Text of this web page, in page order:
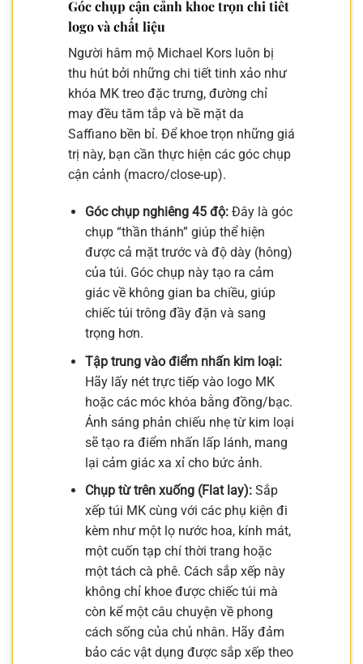
Góc chụp cận cảnh khoe trọn chi tiết
logo và chất liệu
Người hâm mộ Michael Kors luôn bị
thu hút bởi những chi tiết tinh xảo như
khóa MK treo đặc trưng, đường chỉ
may đều tăm tắp và bề mặt da
Saffiano bền bỉ. Để khoe trọn những giá
trị này, bạn cần thực hiện các góc chụp
cận cảnh (macro/close-up).
Góc chụp nghiêng 45 độ:Đây là góc
chụp “thần thánh” giúp thể hiện
được cả mặt trước và độ dày (hông)
của túi. Góc chụp này tạo ra cảm
giác về không gian ba chiều, giúp
chiếc túi trông đầy đặn và sang
trọng hơn.
Tập trung vào điểm nhấn kim loại:
Hãy lấy nét trực tiếp vào logo MK
hoặc các móc khóa bằng đồng/bạc.
Ánh sáng phản chiếu nhẹ từ kim loại
sẽ tạo ra điểm nhấn lấp lánh, mang
lại cảm giác xa xỉ cho bức ảnh.
Chụp từ trên xuống (Flat lay):Sắp
xếp túi MK cùng với các phụ kiện đi
kèm như một lọ nước hoa, kính mát,
một cuốn tạp chí thời trang hoặc
một tách cà phê. Cách sắp xếp này
không chỉ khoe được chiếc túi mà
còn kể một câu chuyện về phong
cách sống của chủ nhân. Hãy đảm
bảo các vật dụng được sắp xếp theo